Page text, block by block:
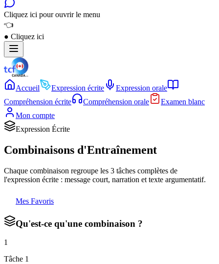
Cliquez ici pour ouvrir le menu
👈
● Cliquez ici
Accueil Expression écrite
Expression orale
Compréhension écrite
Compréhension orale
Examen blanc
Mon compte
Expression Écrite
Combinaisons d'Entraînement
Chaque combinaison regroupe les 3 tâches complètes de
l'expression écrite : message court, narration et texte argumentatif.
Mes Favoris
Qu'est-ce qu'une combinaison ?
1
Tâche 1